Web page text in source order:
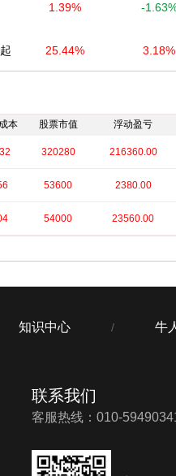
1.39% -
25.44% 3.18%
本 股票市值 浮动盈亏
320280 216360.00
53600 2380.00
54000 23560.00
知识中心 / 牛
联系我们
客服热线：010-